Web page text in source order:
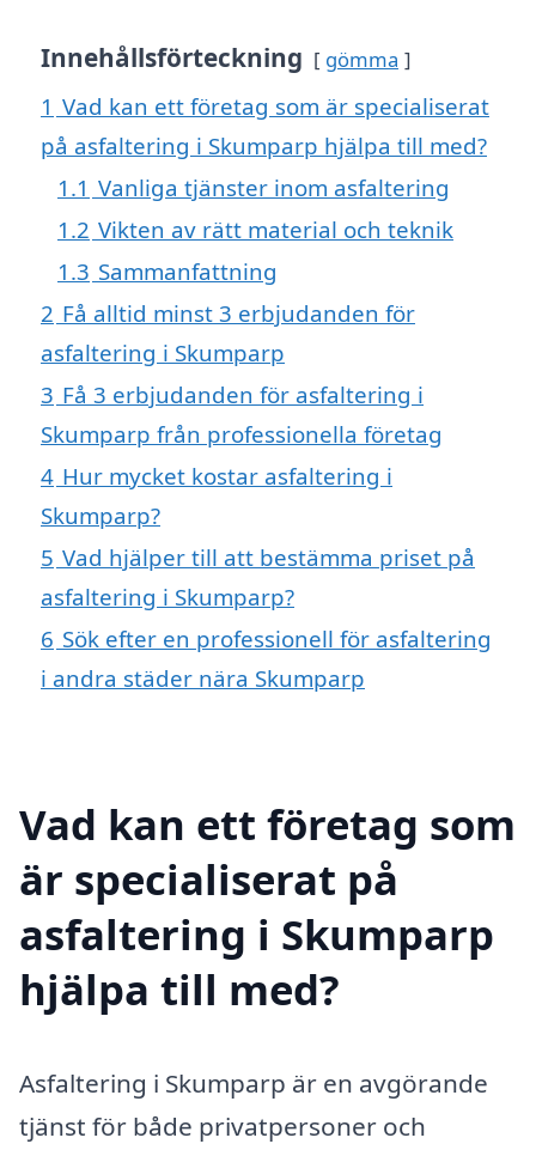
Innehållsförteckning gömma
1 Vad kan ett företag som är specialiserat
på asfaltering i Skumparp hjälpa till med?
1.1 Vanliga tjänster inom asfaltering
1.2 Vikten av rätt material och teknik
1.3 Sammanfattning
2 Få alltid minst 3 erbjudanden för
asfaltering i Skumparp
3 Få 3 erbjudanden för asfaltering i
Skumparp från professionella företag
4 Hur mycket kostar asfaltering i
Skumparp?
5 Vad hjälper till att bestämma priset på
asfaltering i Skumparp?
6 Sök efter en professionell för asfaltering
i andra städer nära Skumparp
Vad kan ett företag som
är specialiserat på
asfaltering i Skumparp
hjälpa till med?
Asfaltering i Skumparp är en avgörande
tjänst för både privatpersoner och